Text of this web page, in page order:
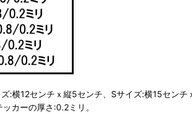
:横12センチｘ縦5センチ、Sサイズ:横15セン
カーの厚さ:0.2ミリ。